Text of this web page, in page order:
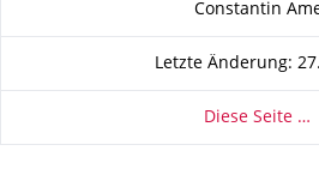
Constantin
Letzte Änderung:
Diese Seite …